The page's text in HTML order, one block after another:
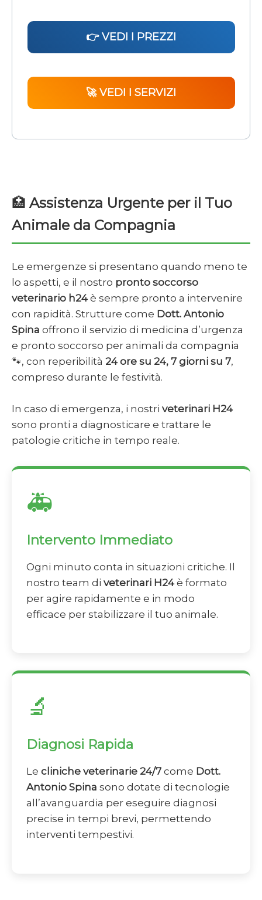
👉 VEDI I PREZZI
🚀 VEDI I SERVIZI
🏥 Assistenza Urgente per il Tuo
Animale da Compagnia
Le emergenze si presentano quando meno te
lo aspetti, e il nostro pronto soccorso
veterinario h24 è sempre pronto a intervenire
con rapidità. Strutture come Dott. Antonio
Spina offrono il servizio di medicina d’urgenza
e pronto soccorso per animali da compagnia
🐾, con reperibilità 24 ore su 24, 7 giorni su 7,
compreso durante le festività.
In caso di emergenza, i nostri veterinari H24
sono pronti a diagnosticare e trattare le
patologie critiche in tempo reale.
🚑
Intervento Immediato
Ogni minuto conta in situazioni critiche. Il
nostro team di veterinari H24 è formato
per agire rapidamente e in modo
efficace per stabilizzare il tuo animale.
🔬
Diagnosi Rapida
Le cliniche veterinarie 24/7 come Dott.
Antonio Spina sono dotate di tecnologie
all’avanguardia per eseguire diagnosi
precise in tempi brevi, permettendo
interventi tempestivi.